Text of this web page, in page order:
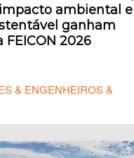
ambiental e
ganham
2026
& ENGENHEIROS &